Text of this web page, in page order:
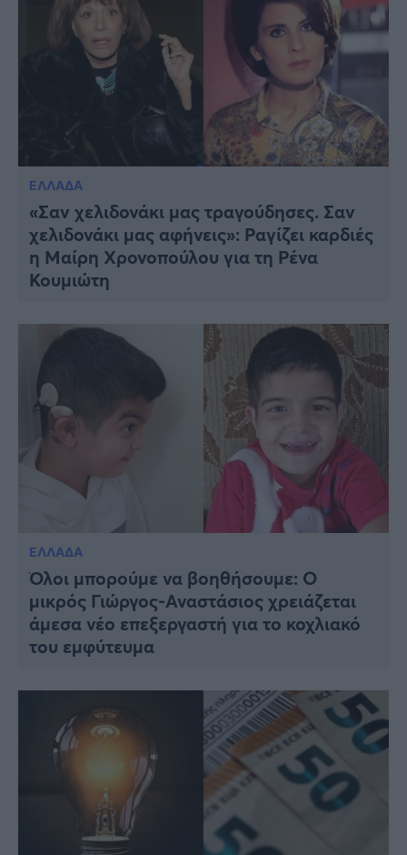
ΕΛΛΑΔΑ
«Σαν χελιδονάκι μας τραγούδησες. Σαν
χελιδονάκι μας αφήνεις»: Ραγίζει καρδιές
η Μαίρη Χρονοπούλου για τη Ρένα
Κουμιώτη
ΕΛΛΑΔΑ
Όλοι μπορούμε να βοηθήσουμε: Ο
μικρός Γιώργος-Αναστάσιος χρειάζεται
άμεσα νέο επεξεργαστή για το κοχλιακό
του εμφύτευμα